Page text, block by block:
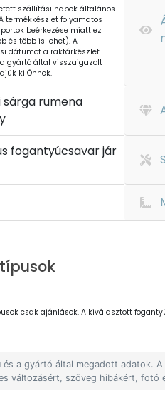
szállítási napok általános
termékkészlet folyamatos
beérkezése miatt ez
és több is lehet). A
dátumot a raktárkészlet
gyártó által visszaigazolt
ki Önnek.
sárga rumena
fogantyúcsavar jár
csak ajánlások. A kiválasztott
a gyártó által megadott adatok.
változásért, szöveg hibákért, fotó